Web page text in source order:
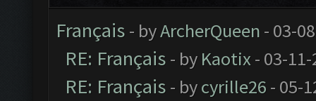
Français - byArcherQueen - 03-
RE: Français - by Kaotix- 03-
RE: Français - bycyrille26 - 05-